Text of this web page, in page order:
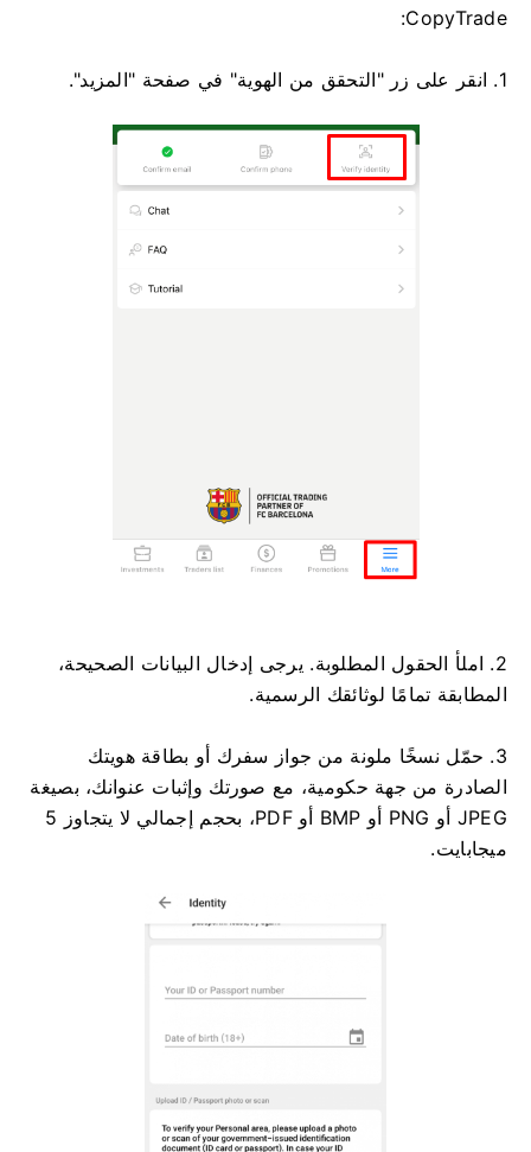
CopyTrade:
1. انقر على زر "التحقق من الهوية" في صفحة "المزيد".
2. املأ الحقول المطلوبة. يرجى إدخال البيانات الصحيحة،
المطابقة تمامًا لوثائقك الرسمية.
3. حمّل نسخًا ملونة من جواز سفرك أو بطاقة هويتك
الصادرة من جهة حكومية، مع صورتك وإثبات عنوانك، بصيغة
JPEG أو PNG أو BMP أو PDF، بحجم إجمالي لا يتجاوز 5
ميجابايت.